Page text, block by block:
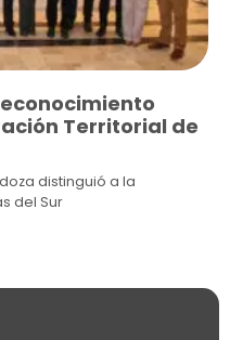
Territorial de
distinguió a la
del Sur